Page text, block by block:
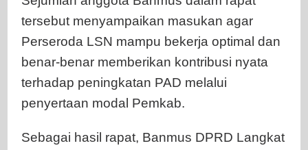
tersebut menyampaikan masukan agar
Perseroda LSN mampu bekerja optimal dan
benar-benar memberikan kontribusi nyata
terhadap peningkatan PAD melalui
penyertaan modal Pemkab.
Sebagai hasil rapat, Banmus DPRD Langkat